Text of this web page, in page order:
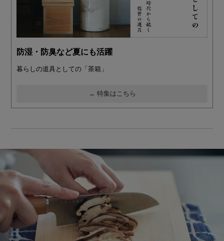
防湿・防臭など夏にも活躍
暮らしの道具としての「茶箱」
→ 特集はこちら